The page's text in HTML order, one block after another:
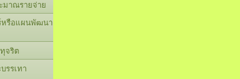
าณรายจ่าย
หรือแผนพัฒนา
จริต
รรเทา